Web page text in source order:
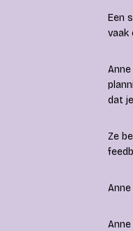
Een
vaak
dat
Ze